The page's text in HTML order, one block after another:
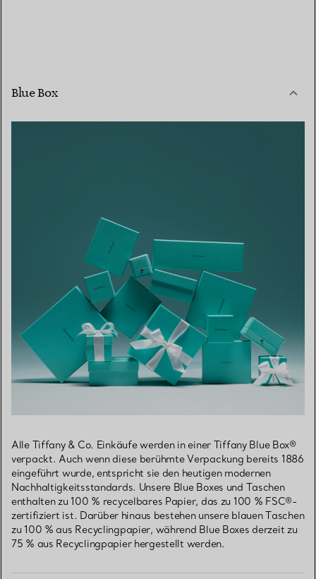
Blue Box
Alle Tiffany & Co. Einkäufe werden in einer Tiffany Blue Box®
verpackt. Auch wenn diese berühmte Verpackung bereits 1886
eingeführt wurde, entspricht sie den heutigen modernen
Nachhaltigkeitsstandards. Unsere Blue Boxes und Taschen
enthalten zu 100 % recycelbares Papier, das zu 100 % FSC®-
zertifiziert ist. Darüber hinaus bestehen unsere blauen Taschen
zu 100 % aus Recyclingpapier, während Blue Boxes derzeit zu
75 % aus Recyclingpapier hergestellt werden.